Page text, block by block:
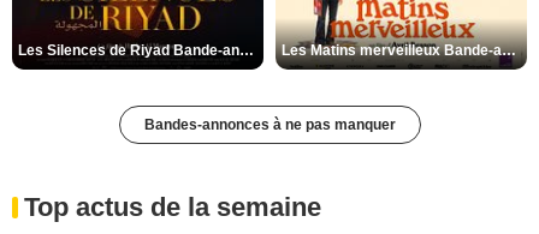
Les Silences de Riyad Bande-annonce VO STFR Les Matins merveilleux Bande-annonce VF
Bandes-annonces à ne pas manquer
Top actus de la semaine